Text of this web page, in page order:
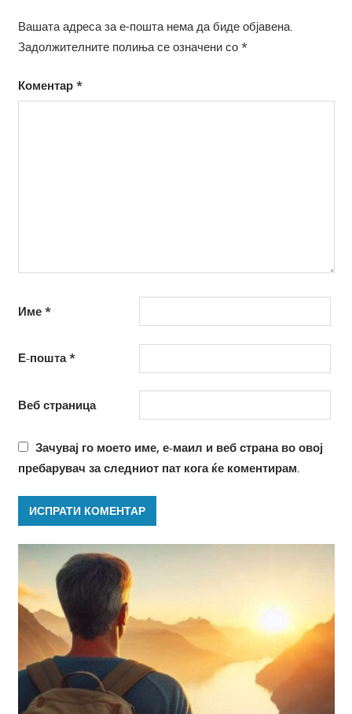
Вашата адреса за е-пошта нема да биде објавена.
Задолжителните полиња се означени со *
Коментар *
Име *
Е-пошта*
Веб страница
Зачувај го моето име, е-маил и веб страна во овој
пребарувач за следниот пат кога ќе коментирам.